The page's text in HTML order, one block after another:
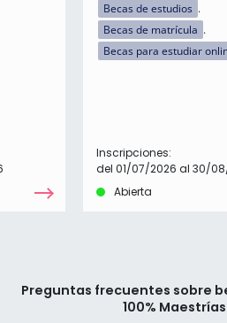
Becas de estudios
Becas de matrícula
Becas para estudiar
Inscripciones:
del 01/07/2026 al 30/
Abierta
Preguntas frecuentes sobre
100%